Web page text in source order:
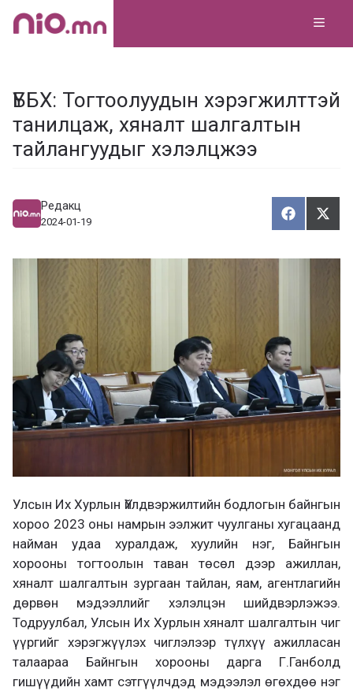
Skip
ҮББХ: Тогтоолуудын хэрэгжилттэй
танилцаж, хяналт шалгалтын
тайлангуудыг хэлэлцжээ
Редакц
2024-01-19
Х
у
а
Т
ү
э
Улсын Их Хурлын Үйлдвэржилтийн бодлогын байнгын
хороо 2023 оны намрын ээлжит чуулганы хугацаанд
найман удаа хуралдаж, хуулийн нэг, Байнгын
хорооны тогтоолын таван төсөл дээр ажиллан,
хяналт шалгалтын зургаан тайлан, яам, агентлагийн
дөрвөн мэдээллийг хэлэлцэн шийдвэрлэжээ.
Тодруулбал, Улсын Их Хурлын хяналт шалгалтын чиг
үүргийг хэрэгжүүлэх чиглэлээр түлхүү ажилласан
талаараа Байнгын хорооны дарга Г.Ганболд
гишүүдийн хамт сэтгүүлчдэд мэдээлэл өгөхдөө нэг